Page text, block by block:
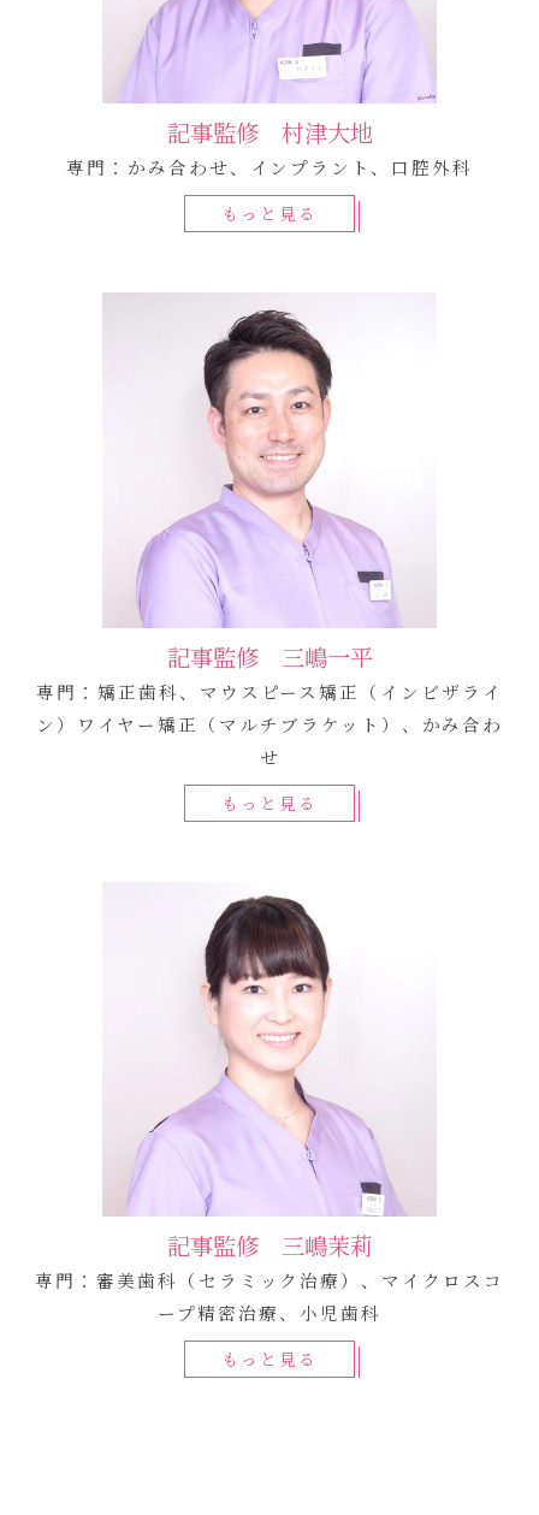
記事監修 村津大地
専門：かみ合わせ、インプラント、口腔外科
もっと見る
記事監修 三嶋一平
専門：矯正歯科、マウスピース矯正（インビザライ
ン）ワイヤー矯正（マルチブラケット）、かみ合わ
せ
もっと見る
記事監修 三嶋茉莉
専門：審美歯科（セラミック治療）、マイクロスコ
ープ精密治療、小児歯科
もっと見る